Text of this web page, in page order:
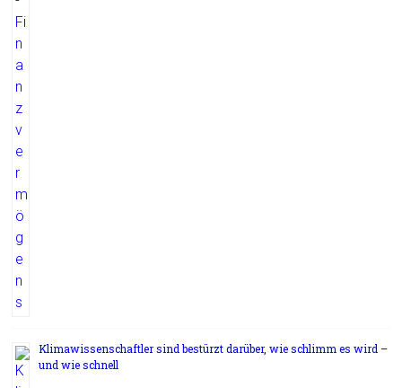
Klimawissenschaftler sind bestürzt darüber, wie schlimm es wird –
und wie schnell